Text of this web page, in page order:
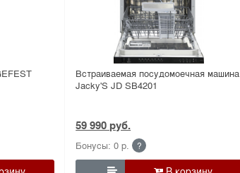
Встраиваемая посудомоечная машина
Jacky'S JD SB4201
59 990 руб.
Бонусы: 0 р. ?